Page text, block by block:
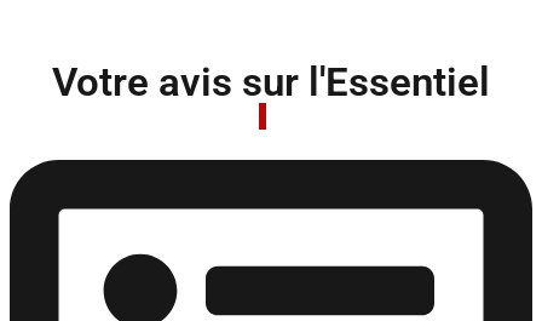
Votre avis sur l'Essentiel